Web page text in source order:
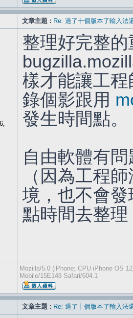
文章主題 : Re: 過了十個版本了輸入法
整理好完整
樣才能讓工
錄個影跟用
發生時間點。
自由軟體有
（因為工程
境，也不會
點時間去整
Mozilla/5.0 (iPhone; CPU iPhone OS
Mobile/15E148 Safari/604.1
文章主題 : Re: 過了十個版本了輸入法